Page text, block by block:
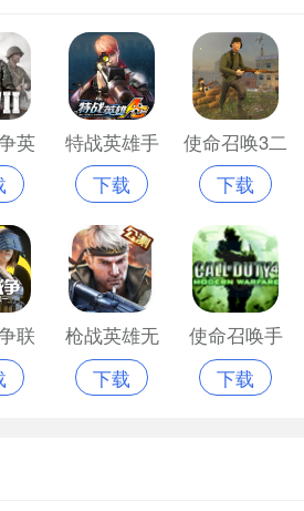
英
文
特战英雄手
游版
下载
使命召唤3二
战手游版
下载
联
游
枪战英雄无
限钻石内置
下载
使命召唤手
游现代战争
下载